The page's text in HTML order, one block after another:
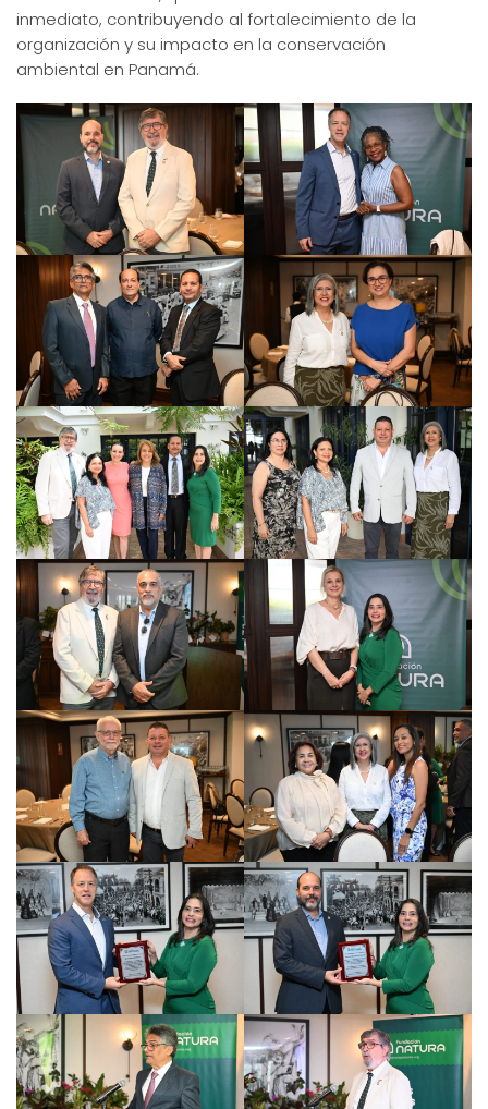
inmediato, contribuyendo al fortalecimiento de la
organización y su impacto en la conservación
ambiental en Panamá.